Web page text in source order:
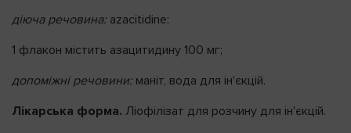
діюча речовина: azacitidine;
1 флакон містить азацитидину 100 мг;
допоміжні речовини: маніт, вода для ін'єкцій.
Лікарська форма. Ліофілізат для розчину для ін'єкцій.